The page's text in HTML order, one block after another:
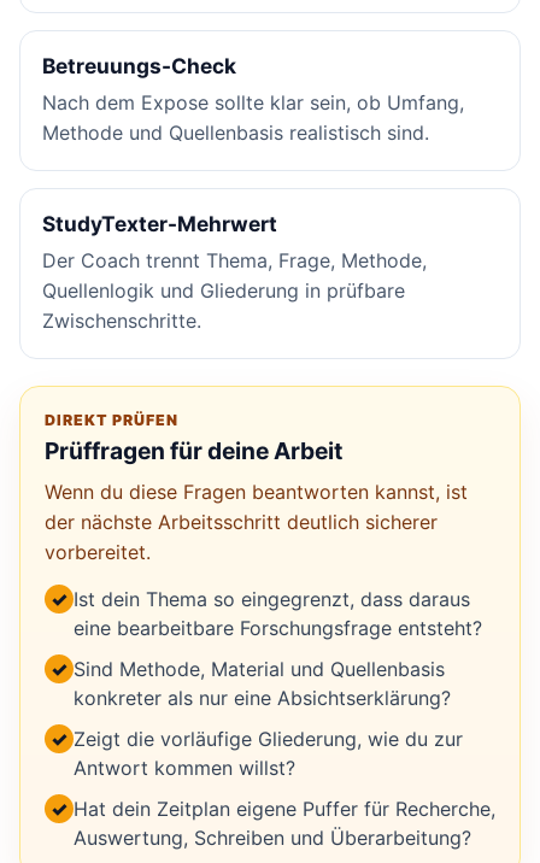
Betreuungs-Check
Nach dem Expose sollte klar sein, ob Umfang,
Methode und Quellenbasis realistisch sind.
StudyTexter-Mehrwert
Der Coach trennt Thema, Frage, Methode,
Quellenlogik und Gliederung in prüfbare
Zwischenschritte.
DIREKT PRÜFEN
Prüffragen für deine Arbeit
Wenn du diese Fragen beantworten kannst, ist
der nächste Arbeitsschritt deutlich sicherer
vorbereitet.
✓ Ist dein Thema so eingegrenzt, dass daraus
eine bearbeitbare Forschungsfrage entsteht?
✓ Sind Methode, Material und Quellenbasis
konkreter als nur eine Absichtserklärung?
✓ Zeigt die vorläufige Gliederung, wie du zur
Antwort kommen willst?
✓ Hat dein Zeitplan eigene Puffer für Recherche,
Auswertung, Schreiben und Überarbeitung?